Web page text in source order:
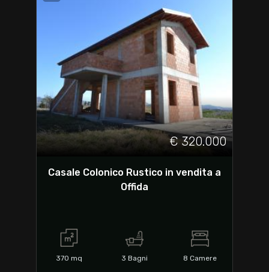
€ 320.000
Casale Colonico Rustico in vendita a
Offida
370 mq 3 Bagni 8 Camere